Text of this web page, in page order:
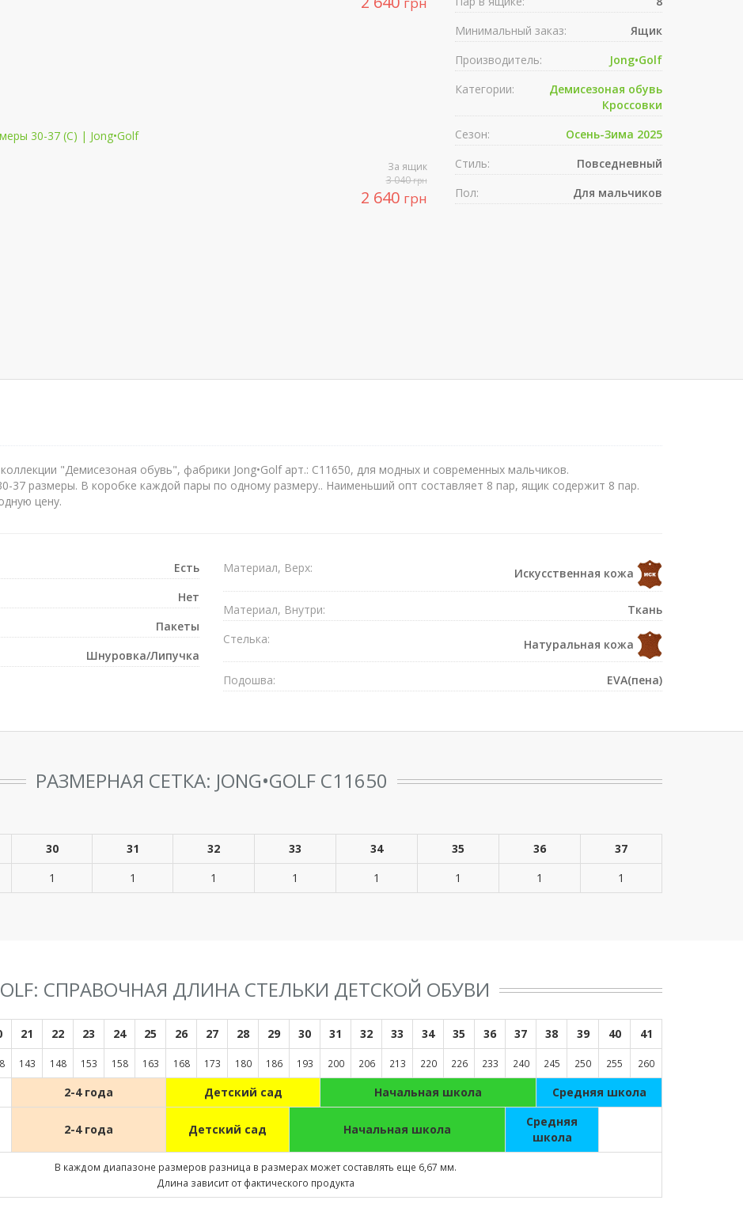
За ящик
3 040грн
2 640 грн
Минимальный заказ:
Ящик
Производитель:
Jong•Golf
Категории:
Демисезоная обувь
Кроссовки
Сезон:
Осень-Зима 2025
Стиль:
Повседневный
Пол:
Для мальчиков
"Демисезоная обувь", фабрики Jong•Golf арт.: C11650, для модных и современных мальчиков.
37 размеры. В коробке каждой пары по одному размеру.. Наименьший опт составляет 8 пар, ящик содержит 8 пар.
цену.
Есть
Нет
Пакеты
Шнуровка/Липучка
Материал, Верх: Искусственная кожа
Материал, Внутри:
Ткань
Стелька:
Натуральная кожа
Подошва: EVA(пена)
РАЗМЕРНАЯ СЕТКА: JONG•GOLF C11650
30 31 32 33 34 35 36
37
1 1 1 1 1 1 1 1
СПРАВОЧНАЯ ДЛИНА СТЕЛЬКИ ДЕТСКОЙ ОБУВИ
21 22 23 24 25 26 27 28 29 30 31 32 33 34 35 36 37 38 39 40 41
143 148 153 158 163 168 173 180 186 193 200 206 213 220 226 233 240 245 250 255 260
2-4 года Детский сад Начальная школа Средняя школа
2-4 года Детский сад Начальная школа
Средняя
школа
В каждом диапазоне размеров разница в размерах может составлять еще 6,67 мм.
Длина зависит от фактического продукта